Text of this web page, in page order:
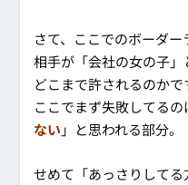
さて、ここでのボーダー
相手が「会社の女の子」
どこまで許されるのかで
ここでまず失敗してるの
ない 」と思われる部分。
せめて「あっさりして